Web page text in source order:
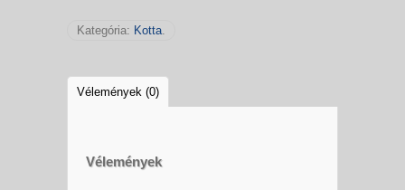
Kategória: Kotta.
Vélemények (0)
Vélemények